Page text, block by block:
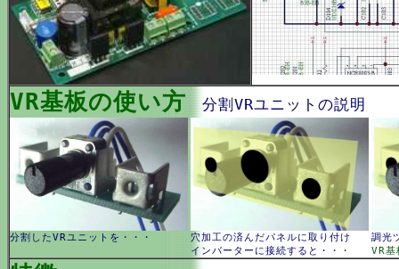
VR基板の使い方 分割VRユニットの説明
分割したVRユニットを・・・
穴加工の済んだパネルに取り付け
インバーターに接続すると・・・
調光
VR